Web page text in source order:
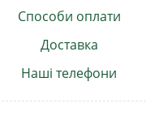
Способи оплати
Доставка
Наші телефони